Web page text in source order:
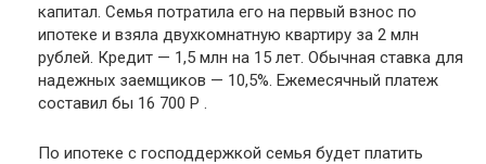
капитал. Семья потратила его на первый взнос по
ипотеке и взяла двухкомнатную квартиру за 2 млн
рублей. Кредит — 1,5 млн на 15 лет. Обычная ставка для
надежных заемщиков — 10,5%. Ежемесячный платеж
составил бы 16 700 Р .
По ипотеке с господдержкой семья будет платить